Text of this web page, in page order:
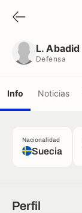
L. Abadid
Defensa
Info Noticias
Nacionalidad
Suecia
Perfil